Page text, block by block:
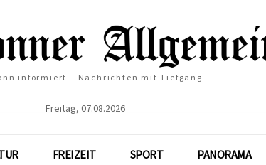
informiert – Nachrichten mit Tiefgang
Freitag, 07.08.2026
FREIZEIT SPORT PANORAMA